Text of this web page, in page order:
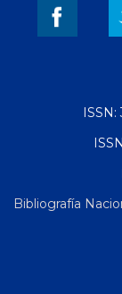
Bibliografía